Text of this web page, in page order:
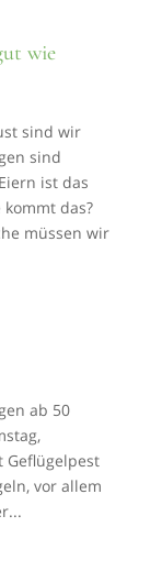
wie
sind wir
sind
ist das
das?
müssen wir
ab 50
Geflügelpest
vor allem